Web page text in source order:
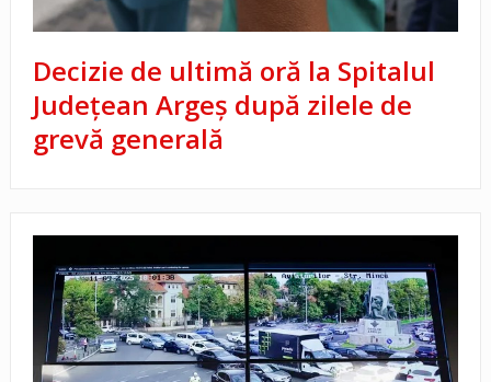
Decizie de ultimă oră la Spitalul
Județean Argeș după zilele de
grevă generală